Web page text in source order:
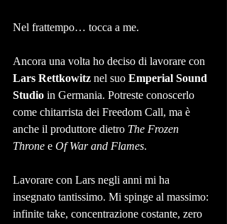
Nel frattempo… tocca a me.
Ancora una volta ho deciso di lavorare con
Lars Rettkowitz nel suo Emperial Sound
Studio in Germania. Potreste conoscerlo
come chitarrista dei Freedom Call, ma è
anche il produttore dietro The Frozen
Throne e Of War and Flames.
Lavorare con Lars negli anni mi ha
insegnato tantissimo. Mi spinge al massimo:
infinite take, concentrazione costante, zero